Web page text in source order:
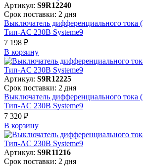
Артикул: S9R12240
Срок поставки: 2 дня
Выключатель дифференциального
Тип-AC 230В Systeme9
7 198 ₽
В корзинy
Артикул: S9R12225
Срок поставки: 2 дня
Выключатель дифференциального
Тип-AC 230В Systeme9
7 320 ₽
В корзинy
Артикул: S9R11216
Срок поставки: 2 дня